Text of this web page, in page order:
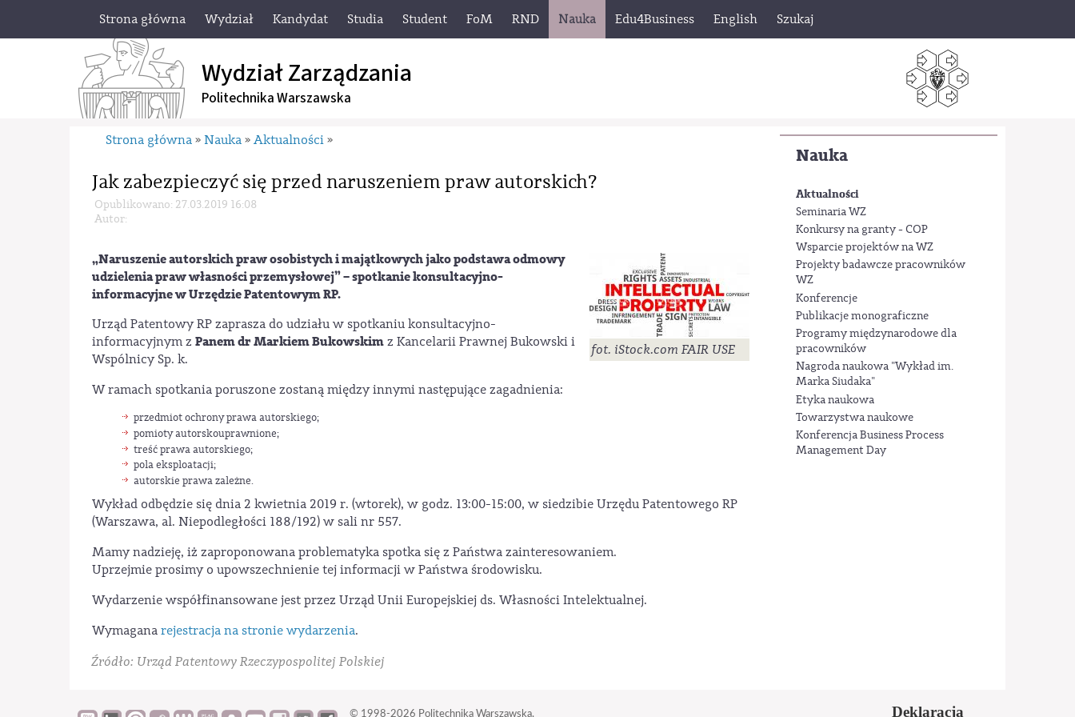
Strona główna Wydział Kandydat Studia Student FoM RND Nauka Edu4Business English Szukaj
Wydział Zarządzania
Politechnika Warszawska
Nauka
Aktualności
Seminaria WZ
Konkursy na granty - COP
Wsparcie projektów na WZ
Projekty badawcze pracowników
WZ
Konferencje
Publikacje monograficzne
Programy międzynarodowe dla
pracowników
Nagroda naukowa "Wykład im.
Marka Siudaka"
Etyka naukowa
Towarzystwa naukowe
Konferencja Business Process
Management Day
Strona główna » Nauka » Aktualności »
Jak zabezpieczyć się przed naruszeniem praw autorskich?
Opublikowano: 27.03.2019 16:08
Autor:
fot. iStock.com FAIR USE
„Naruszenie autorskich praw osobistych i majątkowych jako podstawa odmowy
udzielenia praw własności przemysłowej” – spotkanie konsultacyjno-
informacyjne w Urzędzie Patentowym RP.
Urząd Patentowy RP zaprasza do udziału w spotkaniu konsultacyjno-
informacyjnym z Panem dr Markiem Bukowskim z Kancelarii Prawnej Bukowski i
Wspólnicy Sp. k.
W ramach spotkania poruszone zostaną między innymi następujące zagadnienia:
przedmiot ochrony prawa autorskiego;
pomioty autorskouprawnione;
treść prawa autorskiego;
pola eksploatacji;
autorskie prawa zależne.
Wykład odbędzie się dnia 2 kwietnia 2019 r. (wtorek), w godz. 13:00-15:00, w siedzibie Urzędu Patentowego RP
(Warszawa, al. Niepodległości 188/192) w sali nr 557.
Mamy nadzieję, iż zaproponowana problematyka spotka się z Państwa zainteresowaniem.
Uprzejmie prosimy o upowszechnienie tej informacji w Państwa środowisku.
Wydarzenie współfinansowane jest przez Urząd Unii Europejskiej ds. Własności Intelektualnej.
Wymagana rejestracja na stronie wydarzenia.
Źródło: Urząd Patentowy Rzeczypospolitej Polskiej
© 1998-2026 Politechnika Warszawska, Deklaracja